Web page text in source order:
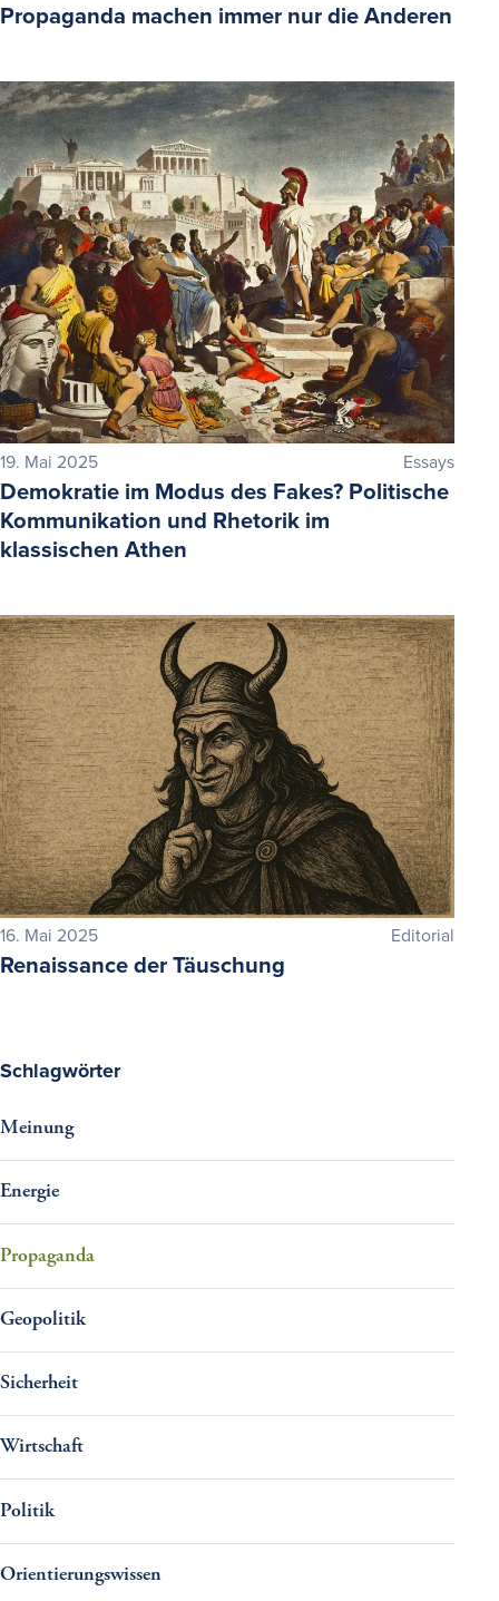
Propaganda machen immer nur die Anderen
19. Mai 2025 Essays
Demokratie im Modus des Fakes? Politische
Kommunikation und Rhetorik im
klassischen Athen
16. Mai 2025 Editorial
Renaissance der Täuschung
Schlagwörter
Meinung
Energie
Propaganda
Geopolitik
Sicherheit
Wirtschaft
Politik
Orientierungswissen